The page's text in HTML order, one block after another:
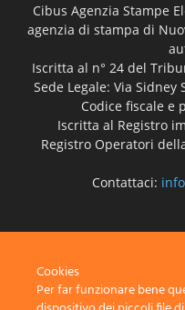
Cibus Agenzia Stampe
agenzia di stampa di
Iscritta al n° 24 del
Sede Legale: Via Sidney
Codice fiscale e
Iscritta al Registro
Registro Operatori
Contattaci:
Cookies
Per far funzionare bene